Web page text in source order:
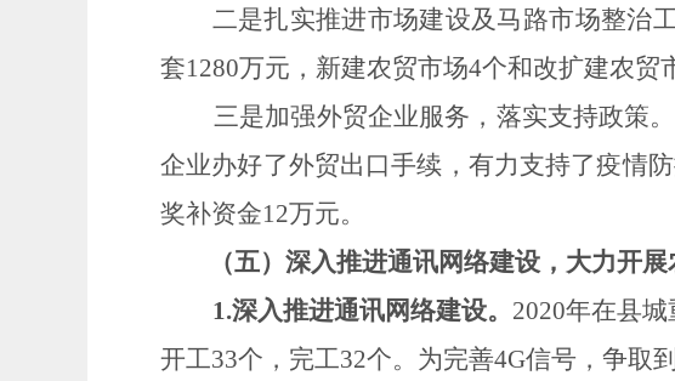
二是扎实推进市场建设及马路市场整治
套1280万元，新建农贸市场4个和改扩建农贸
三是加强外贸企业服务，落实支持政策
企业办好了外贸出口手续，有力支持了疫情
奖补资金12万元。
（五）深入推进通讯网络建设，大力开展
1.深入推进通讯网络建设。 2020年在县
开工33个，完工32个。为完善4G信号，争取